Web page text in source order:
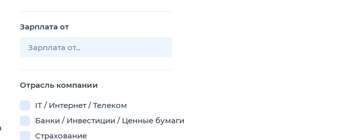
Зарплата от
Отрасль компании
IT / Интернет / Телеком
Банки / Инвестиции / Ценные бумаги
Страхование